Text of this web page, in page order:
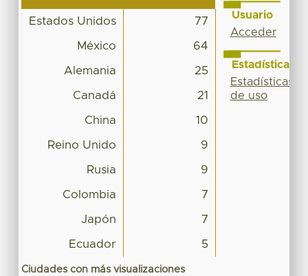
Estados Unidos 77
México 64
Alemania 25
Canadá 21
China 10
Reino Unido 9
Rusia 9
Colombia 7
Japón 7
Ecuador 5
Ciudades con más visualizaciones
Usuario
Acceder
Estadísticas
Estadísticas
de uso